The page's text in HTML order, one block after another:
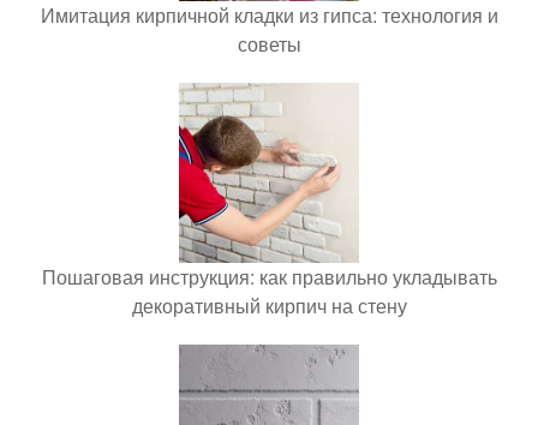
Имитация кирпичной кладки из гипса: технология и
советы
Пошаговая инструкция: как правильно укладывать
декоративный кирпич на стену